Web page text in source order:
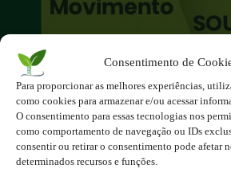
Consentimento de
Para proporcionar as melhores experiências,
como cookies para armazenar e/ou acessar
O consentimento para essas tecnologias nos
como comportamento de navegação ou IDs
consentir ou retirar o consentimento pode afetar
determinados recursos e funções.
O site é um movimento
Participe você também!
Podemos fazer muito
se nos unirmos!
Inscreva-se na